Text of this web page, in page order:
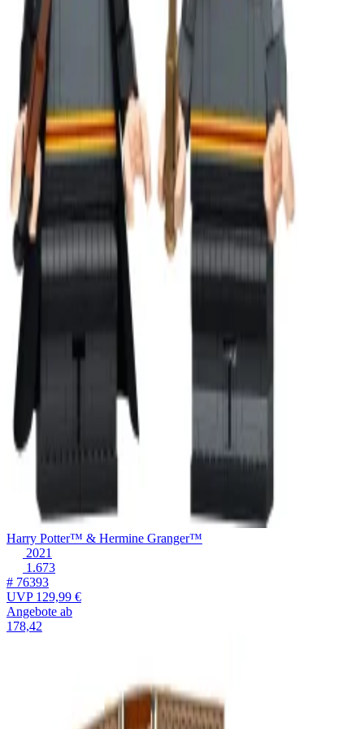
Harry Potter™ & Hermine Granger™
2021
1.673
# 76393
UVP129,99 €
Angebote ab
178,42